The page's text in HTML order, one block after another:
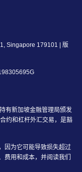
Singapore 179101 | 版
有新加坡金融管理局颁发
约和杠杆外汇交易，是豁
因为它可能导致损失超过
费用和成本，并阅读我们